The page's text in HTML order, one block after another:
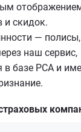
и скидок.
— полисы,
наш сервис,
в базе РСА и